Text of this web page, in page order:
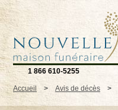
1 866 610-5255
Accueil > Avis de décès >